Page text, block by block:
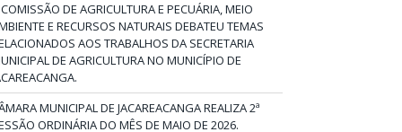
DE AGRICULTURA E PECUÁRIA, MEIO
E RECURSOS NATURAIS DEBATEU TEMAS
AOS TRABALHOS DA SECRETARIA
DE AGRICULTURA NO MUNICÍPIO DE
MUNICIPAL DE JACAREACANGA REALIZA 2ª
ORDINÁRIA DO MÊS DE MAIO DE 2026.